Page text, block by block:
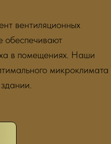
вентиляционных
обеспечивают
в помещениях. Наши
микроклимата